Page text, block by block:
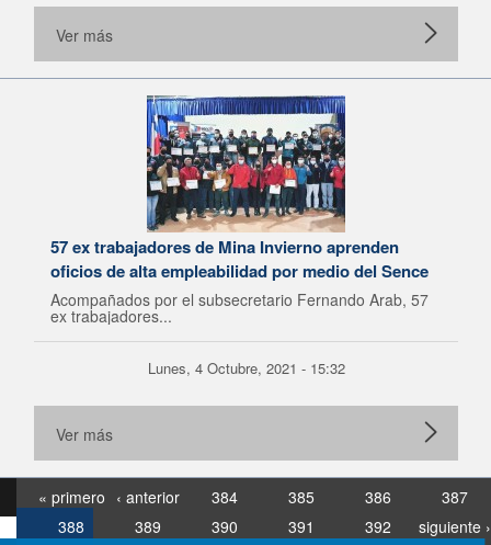
Ver más
57 ex trabajadores de Mina Invierno aprenden
oficios de alta empleabilidad por medio del Sence
Acompañados por el subsecretario Fernando Arab, 57
ex trabajadores...
Lunes, 4 Octubre, 2021 - 15:32
Ver más
« primero ‹ anterior 384 385 386
387
388
389 390 391 392
siguiente ›